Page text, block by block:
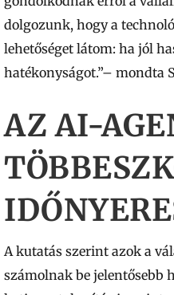
dolgozunk, hogy a
lehetőséget látom: ha jól
hatékonyságot.”– mondta
AZ AI-
A kutatás szerint azok a
számolnak be jelentősebb